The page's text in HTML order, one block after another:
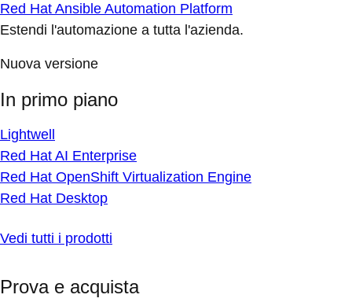
Red Hat Ansible Automation Platform
Estendi l'automazione a tutta l'azienda.
Nuova versione
In primo piano
Lightwell
Red Hat AI Enterprise
Red Hat OpenShift Virtualization Engine
Red Hat Desktop
Vedi tutti i prodotti
Prova e acquista